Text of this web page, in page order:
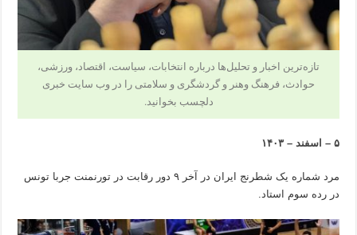
تازه‌ترین اخبار و تحلیل‌ها درباره انتخابات، سیاست، اقتصاد، ورزشی،
حوادث، فرهنگ وهنر و گردشگری و سلامتی را در وب سایت خبری
دلچسب بخوانید.
۵ – اسفند – ۱۴۰۳
مرد شماره یک شطرنج ایران در آخر ۹ دور رقابت در تورنمنت جربا تونس
در رده سوم استاد.